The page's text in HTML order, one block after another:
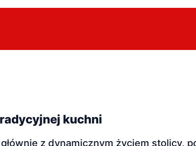
kuchni
z dynamicznym życiem stolicy,